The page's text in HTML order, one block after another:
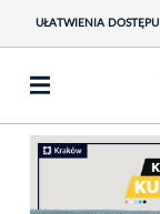
UŁATWIENIA DOSTĘPU